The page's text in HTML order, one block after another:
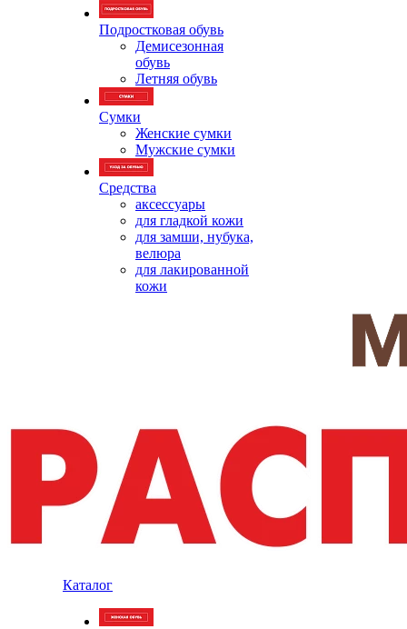
Подростковая обувь
Демисезонная
обувь
Летняя обувь
Сумки
Женские сумки
Мужские сумки
Средства
аксессуары
для гладкой кожи
для замши, нубука,
велюра
для лакированной
кожи
Каталог